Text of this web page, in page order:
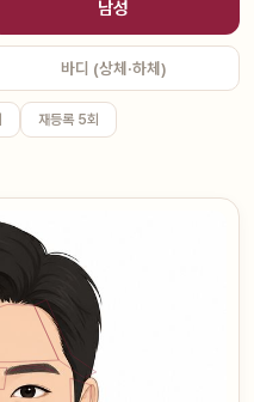
남성
바디 (상체·하체)
재등록 5회